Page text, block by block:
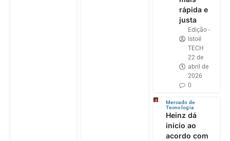
rápida e
justa
Edição -
Istoé
TECH
22 de
abril de
2026
0
Mercado de
Tecnologia
Heinz dá
início ao
acordo com